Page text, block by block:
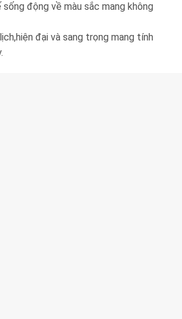
động về màu sắc mang không
đại và sang trọng mang tính